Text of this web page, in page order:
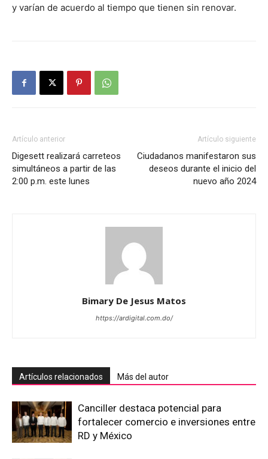
y varían de acuerdo al tiempo que tienen sin renovar.
Artículo anterior
Digesett realizará carreteos
simultáneos a partir de las
2:00 p.m. este lunes
Artículo siguiente
Ciudadanos manifestaron sus
deseos durante el inicio del
nuevo año 2024
Bimary De Jesus Matos
https://ardigital.com.do/
Artículos relacionados Más del autor
Canciller destaca potencial para
fortalecer comercio e inversiones entre
RD y México